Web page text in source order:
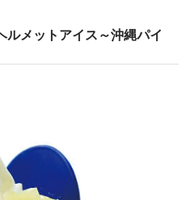
メットアイス～沖縄パイ